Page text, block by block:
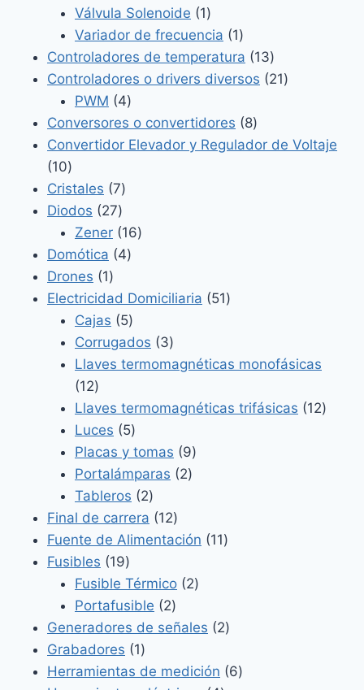
productos
Válvula Solenoide 11
producto
Variador de frecuencia 11
producto
Controladores de temperatura 1313
productos
Controladores o drivers diversos 2121
PWM 44
productos
Conversores o convertidores 88
productos
Convertidor Elevador y Regulador de Voltaje
1010
productos
Cristales 77
productos
Diodos 2727
productos
Zener 1616
Domótica 44
Drones 11
producto
Electricidad Domiciliaria 5151
Cajas 55
productos
Corrugados 33
productos
Llaves termomagnéticas monofásicas
1212
productos
Llaves termomagnéticas trifásicas 1212
Luces 55
productos
Placas y tomas 99
productos
Portalámparas 22
Tableros 22
productos
Final de carrera 1212
productos
Fuente de Alimentación 1111
Fusibles 1919
productos
Fusible Térmico 22
Portafusible 22
productos
Generadores de señales 22
Grabadores 11
producto
Herramientas de medición 66